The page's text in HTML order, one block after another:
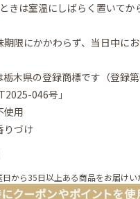
きは室温にしばらく置いてか
限にかかわらず、当日中に
栃木県の登録商標です（登録
046号」
使用
りづけ
から35日以上ある商品をお届けい